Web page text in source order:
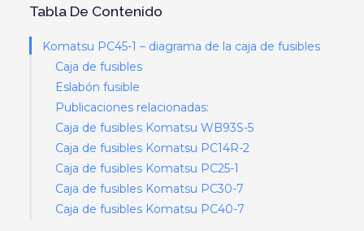
Tabla De Contenido
Komatsu PC45-1 – diagrama de la caja de fusibles
Caja de fusibles
Eslabón fusible
Publicaciones relacionadas:
Caja de fusibles Komatsu WB93S-5
Caja de fusibles Komatsu PC14R-2
Caja de fusibles Komatsu PC25-1
Caja de fusibles Komatsu PC30-7
Caja de fusibles Komatsu PC40-7